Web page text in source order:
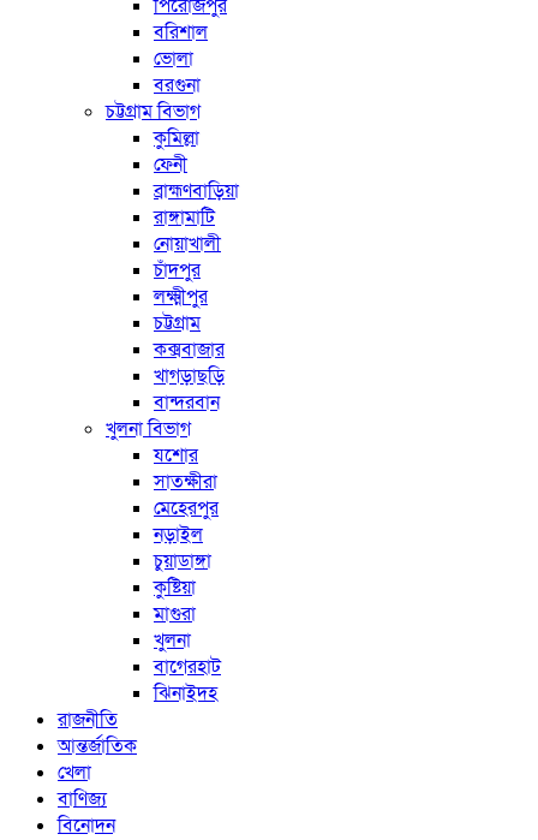
পিরোজপুর
বরিশাল
ভোলা
বরগুনা
চট্টগ্রাম বিভাগ
কুমিল্লা
ফেনী
ব্রাহ্মণবাড়িয়া
রাঙ্গামাটি
নোয়াখালী
চাঁদপুর
লক্ষ্মীপুর
চট্টগ্রাম
কক্সবাজার
খাগড়াছড়ি
বান্দরবান
খুলনা বিভাগ
যশোর
সাতক্ষীরা
মেহেরপুর
নড়াইল
চুয়াডাঙ্গা
কুষ্টিয়া
মাগুরা
খুলনা
বাগেরহাট
ঝিনাইদহ
রাজনীতি
আন্তর্জাতিক
খেলা
বাণিজ্য
বিনোদন